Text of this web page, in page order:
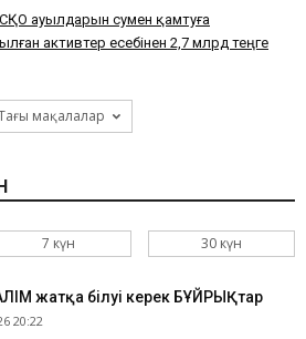
ауылдарын сумен қамтуға
активтер есебінен 2,7 млрд теңге
мақалалар
7 күн 30 күн
жатқа білуі керек БҰЙРЫҚтар
20:22